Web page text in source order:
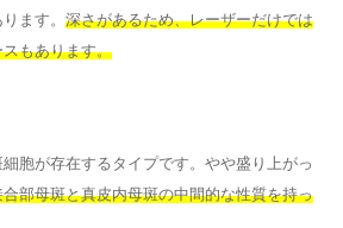
ます。 深さがあるため、レーザーだけでは
もあります。
胞が存在するタイプです。やや盛り上がっ
合部母斑と真皮内母斑の中間的な性質を持っ